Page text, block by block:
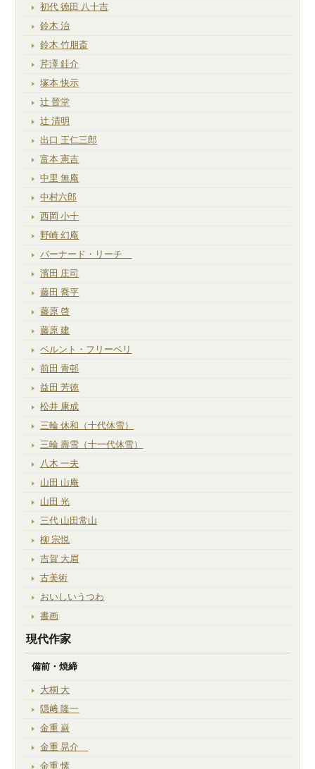
初代 徳田 八十吉
鈴木 治
鈴木 竹朋斎
芹澤 銈介
塚本 快示
辻 晉堂
辻 清明
出口 王仁三郎
富本 憲吉
中里 無庵
中村六郎
西岡 小十
野崎 幻庵
バーナード・リーチ
濱田 庄司
藤田 喬平
藤原 啓
藤原 建
ベルント・フリーベリ
前田 青邨
益田 芳徳
松井 康成
三輪 休和（十代休雪）
三輪 壽雪（十一代休雪）
八木 一夫
山田 山庵
山田 光
三代 山田常山
柳 宗悦
吉賀 大眉
古美術
おいしいうつわ
書画
現代作家
備前・焼締
大桐 大
隠﨑 隆一
金重 巌
金重 晃介
金重 愫